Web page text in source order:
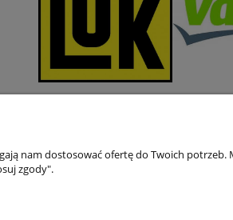
nam dostosować ofertę do Twoich
zgody".